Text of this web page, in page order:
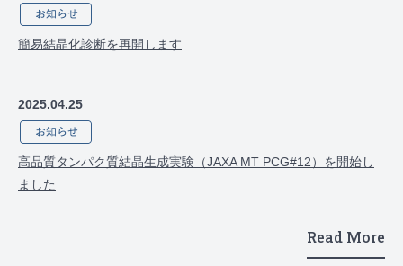
簡易結晶化診断を再開します
2025.04.25
高品質タンパク質結晶生成実験（JAXA MT PCG#12）を開始し
ました
Read More